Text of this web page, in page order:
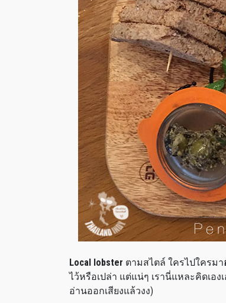
Local lobster ตามสไตล์ ใครไปใครมา
ไว้หรือเปล่า แต่แน่ๆ เรานี่แหละคิดเอง
อ่านออกเสียงแล้วงง)